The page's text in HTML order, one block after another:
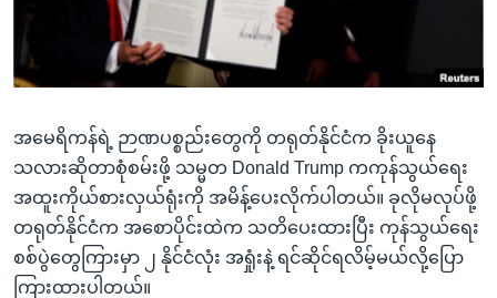
ကျော်
ရန်
ရှာဖွေ
ရန်
နေရာ
သို့
ကျော်
ဗွီအိုအေ လူမှုကွန်ယက်များ
ဘာသာစကားများ
အမေရိကန်ရဲ့ ဉာဏပစ္စည်းတွေကို တရုတ်နိုင်ငံက ခိုးယူနေ
သလားဆိုတာစုံစမ်းဖို့ သမ္မတ Donald Trump ကကုန်သွယ်ရေး
အထူးကိုယ်စားလှယ်ရုံးကို အမိန့်ပေးလိုက်ပါတယ်။ ခုလိုမလုပ်ဖို့
တရုတ်နိုင်ငံက အစောပိုင်းထဲက သတိပေးထားပြီး ကုန်သွယ်ရေး
စစ်ပွဲတွေကြားမှာ ၂ နိုင်ငံလုံး အရှုံးနဲ့ ရင်ဆိုင်ရလိမ့်မယ်လို့ပြော
ကြားထားပါတယ်။